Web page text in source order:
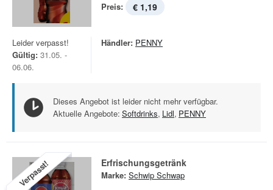
Preis: € 1,19
Leider verpasst!
Gültig: 31.05. -
06.06.
Händler: PENNY
Dieses Angebot ist leider nicht mehr verfügbar.
Aktuelle Angebote: Softdrinks, Lidl, PENNY
Verpasst! Erfrischungsgetränk
Marke: Schwip Schwap